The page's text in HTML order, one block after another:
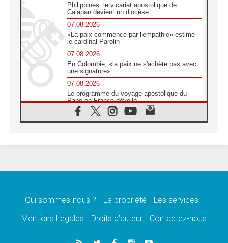
Philippines: le vicariat apostolique de
Calapan devient un diocèse
07.08.2026
«La paix commence par l'empathie» estime
le cardinal Parolin
07.08.2026
En Colombie, «la paix ne s'achète pas avec
une signature»
07.08.2026
Le programme du voyage apostolique du
Pape en France dévoilé
07.08.2026
1ère Conférence continentale sur l'éducation
07.08.2026
07.08.2026
lancement des «dix jours de prière pour la
06.08.2026
Qui sommes-nous ? La propriété
Les services
Mentions Legales
Droits d’auteur Contactez-nous